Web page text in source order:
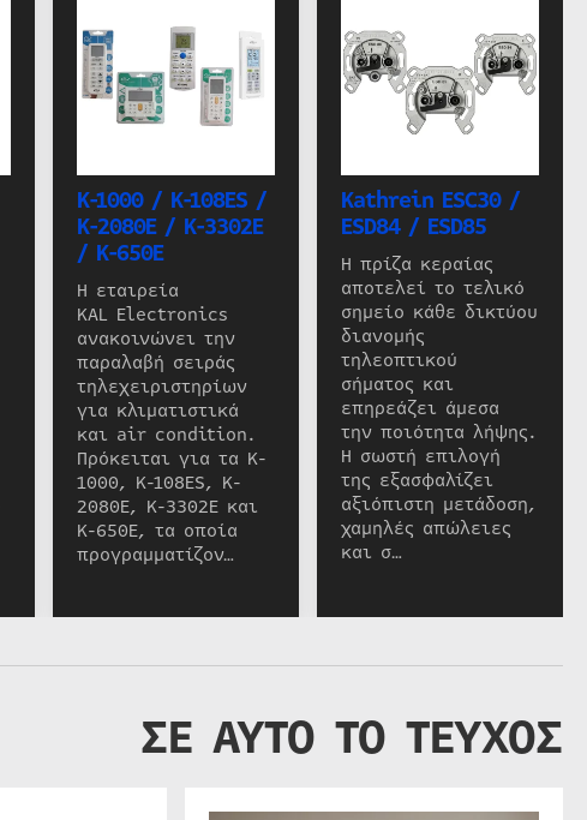
K-1000 / K-108ES /
K-2080E / K-3302E
/ K-650E
Η εταιρεία
KAL Electronics
ανακοινώνει την
παραλαβή σειράς
τηλεχειριστηρίων
για κλιματιστικά
και air condition.
Πρόκειται για τα K-
1000, K-108ES, K-
2080E, K-3302E και
K-650E, τα οποία
προγραμματίζον…
Kathrein ESC30 /
ESD84 / ESD85
Η πρίζα κεραίας
αποτελεί το τελικό
σημείο κάθε δικτύου
διανομής
τηλεοπτικού
σήματος και
επηρεάζει άμεσα
την ποιότητα λήψης.
Η σωστή επιλογή
της εξασφαλίζει
αξιόπιστη μετάδοση,
χαμηλές απώλειες
και σ…
ΣΕ ΑΥΤΟ ΤΟ ΤΕΥΧΟΣ